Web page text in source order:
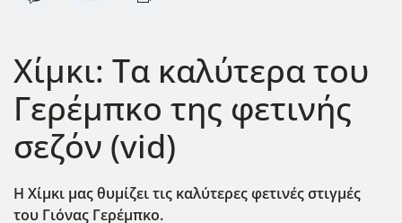
Χίμκι: Τα καλύτερα του
Γερέμπκο της φετινής
σεζόν (vid)
Η Χίμκι μας θυμίζει τις καλύτερες φετινές στιγμές
του Γιόνας Γερέμπκο.